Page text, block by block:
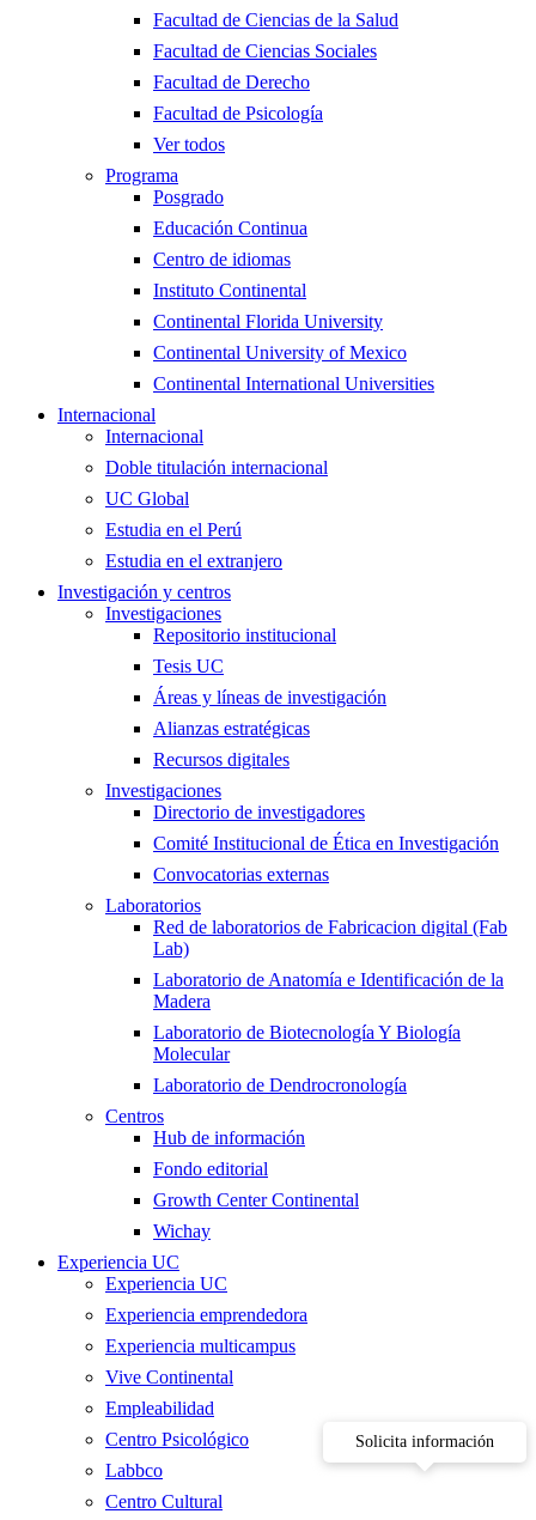
Solicita información
Facultad de Ciencias de la Salud
Facultad de Ciencias Sociales
Facultad de Derecho
Facultad de Psicología
Ver todos
Programa
Posgrado
Educación Continua
Centro de idiomas
Instituto Continental
Continental Florida University
Continental University of Mexico
Continental International Universities
Internacional
Internacional
Doble titulación internacional
UC Global
Estudia en el Perú
Estudia en el extranjero
Investigación y centros
Investigaciones
Repositorio institucional
Tesis UC
Áreas y líneas de investigación
Alianzas estratégicas
Recursos digitales
Investigaciones
Directorio de investigadores
Comité Institucional de Ética en Investigación
Convocatorias externas
Laboratorios
Red de laboratorios de Fabricacion digital (Fab
Lab)
Laboratorio de Anatomía e Identificación de la
Madera
Laboratorio de Biotecnología Y Biología
Molecular
Laboratorio de Dendrocronología
Centros
Hub de información
Fondo editorial
Growth Center Continental
Wichay
Experiencia UC
Experiencia UC
Experiencia emprendedora
Experiencia multicampus
Vive Continental
Empleabilidad
Centro Psicológico
Labbco
Centro Cultural